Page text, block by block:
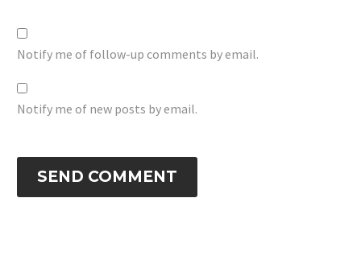
Notify me of follow-up comments by email.
Notify me of new posts by email.
SEND COMMENT